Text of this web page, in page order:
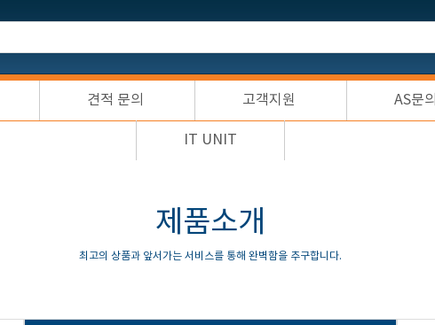
견적 문의 고객지원 AS문의
IT UNIT
제품소개
최고의 상품과 앞서가는 서비스를 통해 완벽함을 추구합니다.